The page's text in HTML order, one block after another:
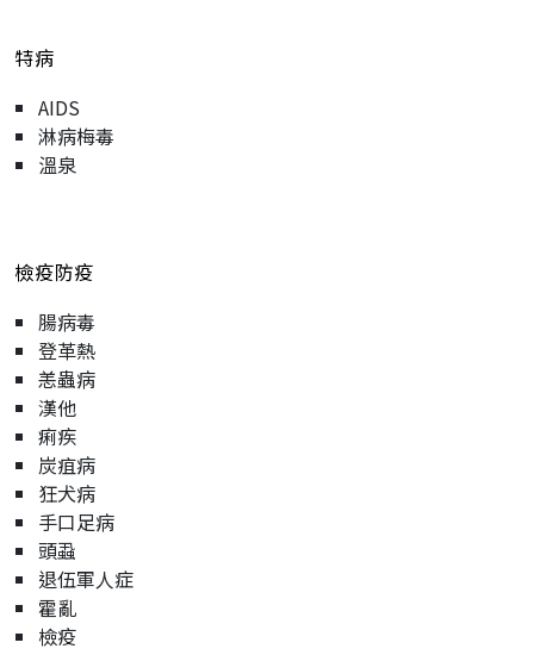
特病
AIDS
淋病梅毒
溫泉
檢疫防疫
腸病毒
登革熱
恙蟲病
漢他
痢疾
炭疽病
狂犬病
手口足病
頭蝨
退伍軍人症
霍亂
檢疫